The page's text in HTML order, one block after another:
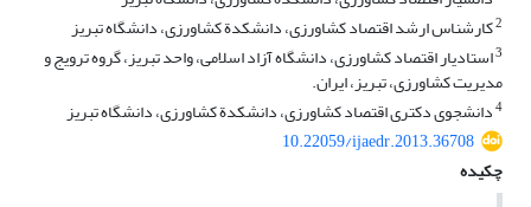
2کارشناس ارشد اقتصاد کشاورزی، دانشکدة کشاورزی، دانشگاه تبریز
3استادیار اقتصاد کشاورزی، دانشگاه آزاد اسلامی، واحد تبریز، گروه ترویج و
مدیریت کشاورزی، تبریز، ایران.
4دانشجوی دکتری اقتصاد کشاورزی، دانشکدة کشاورزی، دانشگاه تبریز
10.22059/ijaedr.2013.36708
چکیده